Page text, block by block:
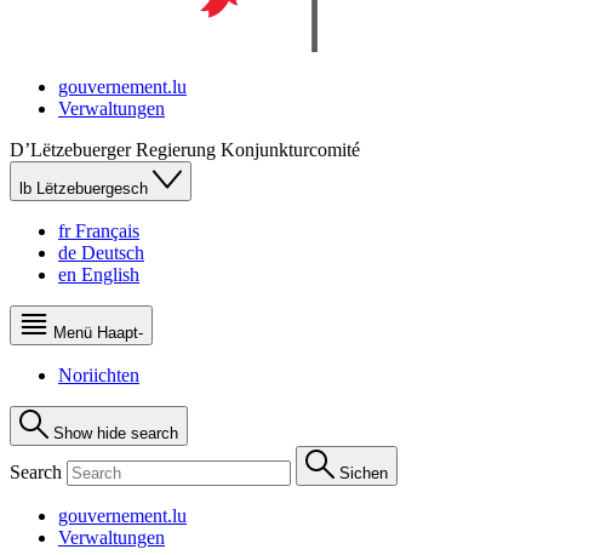
gouvernement.lu
Verwaltungen
D’Lëtzebuerger Regierung Konjunkturcomité
lb Lëtzebuergesch
fr Français
de Deutsch
en English
Menü Haapt-
Noriichten
Show hide search
Search Sichen
gouvernement.lu
Verwaltungen